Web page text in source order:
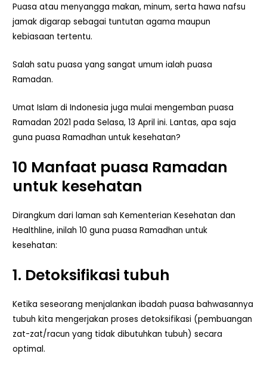
Puasa atau menyangga makan, minum, serta hawa nafsu
jamak digarap sebagai tuntutan agama maupun
kebiasaan tertentu.
Salah satu puasa yang sangat umum ialah puasa
Ramadan.
Umat Islam di Indonesia juga mulai mengemban puasa
Ramadan 2021 pada Selasa, 13 April ini. Lantas, apa saja
guna puasa Ramadhan untuk kesehatan?
10 Manfaat puasa Ramadan
untuk kesehatan
Dirangkum dari laman sah Kementerian Kesehatan dan
Healthline, inilah 10 guna puasa Ramadhan untuk
kesehatan:
1. Detoksifikasi tubuh
Ketika seseorang menjalankan ibadah puasa bahwasannya
tubuh kita mengerjakan proses detoksifikasi (pembuangan
zat-zat/racun yang tidak dibutuhkan tubuh) secara
optimal.